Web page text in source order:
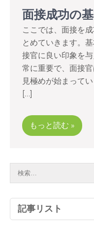
面接成功の
ここでは、面接を
とめていきます。
接官に良い印象を
常に重要で、面接
見極めが始まって
[…]
もっと読む »
記事リスト